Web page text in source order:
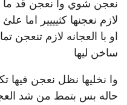
نعجن شوي وا نعجن قد ما
لازم نعجنها كثيييير اما
او با العجانه لازم
ساخن ليها
وا نخليها نظل نعجن فيها
حاله بس بتمط من شد